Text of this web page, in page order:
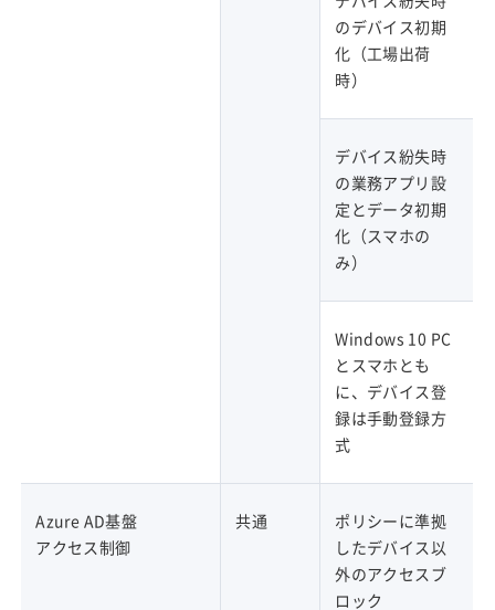
のデバイス初期
化（工場出荷
時）
デバイス紛失時
の業務アプリ設
定とデータ初期
化（スマホの
み）
Windows 10 PC
とスマホとも
に、デバイス登
録は手動登録方
式
Azure AD基盤
アクセス制御
共通
ポリシーに準拠
したデバイス以
外のアクセスブ
ロック